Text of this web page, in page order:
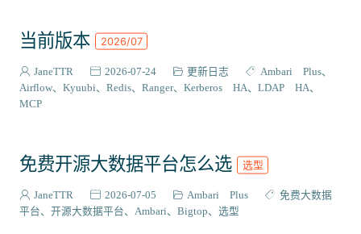
组件安装
报错解决 68
VIEW插件
成神之路
集成案例 31
核心代码
当前版本 2026/07
JaneTTR 2026-07-24 更新日志
Ambari Plus
Airflow
Kyuubi Redis Ranger Kerberos HA
LDAP HA
MCP
免费开源大数据平台怎么选 选型
JaneTTR 2026-07-05 Ambari Plus
免费大数据
平台
开源大数据平台 Ambari Bigtop 选型